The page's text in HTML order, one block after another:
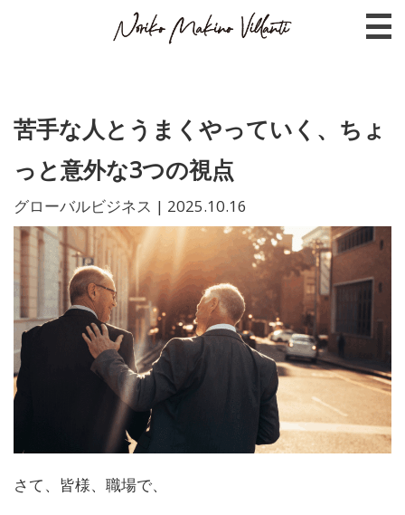
苦手な人とうまくやっていく、ちょ
っと意外な3つの視点
グローバルビジネス | 2025.10.16
さて、皆様、職場で、